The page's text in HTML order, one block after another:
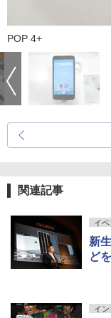
POP 4+
関連記事
イベ
新
ど
イ